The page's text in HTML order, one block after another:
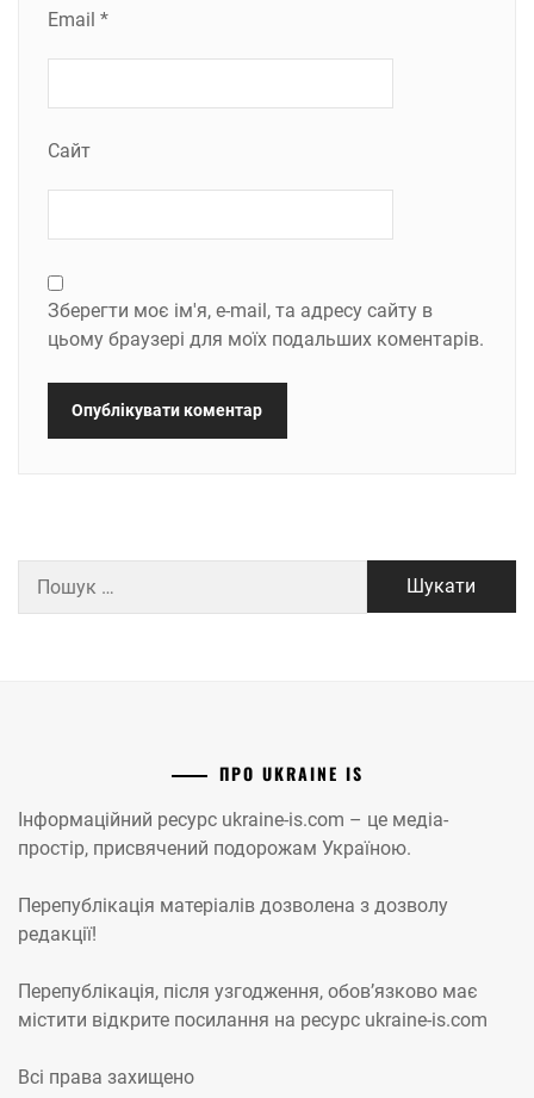
Email *
Сайт
Зберегти моє ім'я, e-mail, та адресу сайту в
цьому браузері для моїх подальших коментарів.
ПРО UKRAINE IS
Інформаційний ресурс ukraine-is.com – це медіа-
простір, присвячений подорожам Україною.
Перепублікація матеріалів дозволена з дозволу
редакції!
Перепублікація, після узгодження, обов’язково має
містити відкрите посилання на ресурс ukraine-is.com
Всі права захищено